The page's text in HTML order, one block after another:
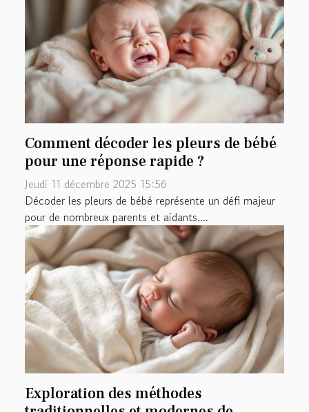
Comment décoder les pleurs de bébé
pour une réponse rapide ?
Jeudi 11 décembre 2025 15:56
Décoder les pleurs de bébé représente un défi majeur
pour de nombreux parents et aidants....
Exploration des méthodes